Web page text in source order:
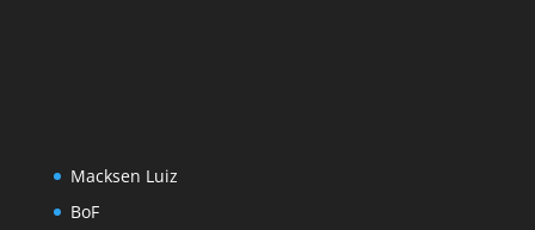
Macksen Luiz
BoF